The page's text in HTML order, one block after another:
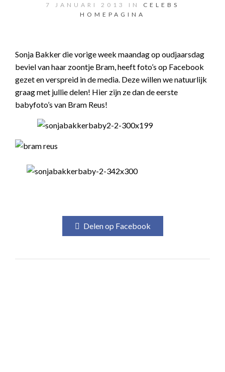
7 JANUARI 2013 IN CELEBS
HOMEPAGINA
Sonja Bakker die vorige week maandag op oudjaarsdag
beviel van haar zoontje Bram, heeft foto’s op Facebook
gezet en verspreid in de media. Deze willen we natuurlijk
graag met jullie delen! Hier zijn ze dan de eerste
babyfoto’s van Bram Reus!
Delen op Facebook